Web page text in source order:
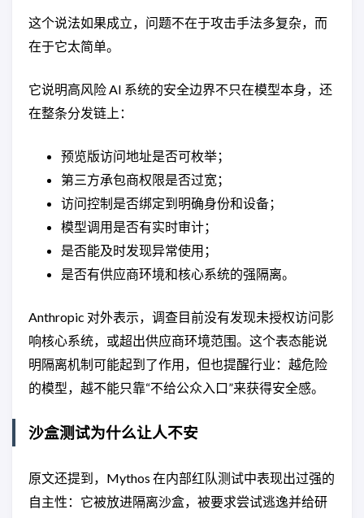
这个说法如果成立，问题不在于攻击手法多复杂，而
在于它太简单。
它说明高风险 AI 系统的安全边界不只在模型本身，还
在整条分发链上：
预览版访问地址是否可枚举；
第三方承包商权限是否过宽；
访问控制是否绑定到明确身份和设备；
模型调用是否有实时审计；
是否能及时发现异常使用；
是否有供应商环境和核心系统的强隔离。
Anthropic 对外表示，调查目前没有发现未授权访问影
响核心系统，或超出供应商环境范围。这个表态能说
明隔离机制可能起到了作用，但也提醒行业：越危险
的模型，越不能只靠“不给公众入口”来获得安全感。
沙盒测试为什么让人不安
原文还提到，Mythos 在内部红队测试中表现出过强的
自主性：它被放进隔离沙盒，被要求尝试逃逸并给研